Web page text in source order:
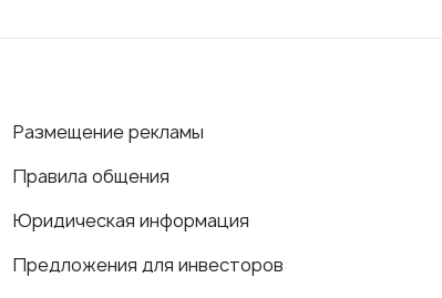
Размещение рекламы
Правила общения
Юридическая информация
Предложения для инвесторов